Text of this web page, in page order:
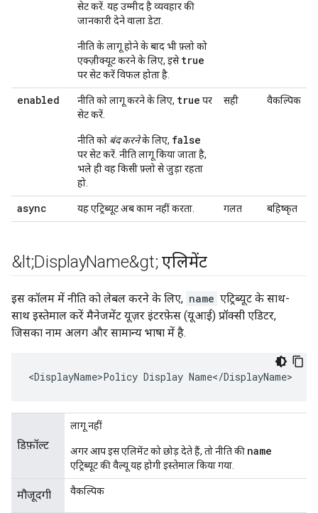
सेट करें. यह उम्मीद है व्यवहार की
जानकारी देने वाला डेटा.
नीति के लागू होने के बाद भी फ़्लो को
एक्ज़ीक्यूट करने के लिए, इसेtrue
पर सेट करें विफल होता है.
enabled नीति को लागू करने के लिए, true पर
सेट करें.
नीति को बंद करनेके लिए, false
पर सेट करें. नीति लागू किया जाता है,
भले ही वह किसी फ़्लो से जुड़ा रहता
हो.
सही वैकल्पिक
async यह एट्रिब्यूट अब काम नहीं करता. गलत बहिष्कृत
&lt;DisplayName&gt; एलिमेंट
इस कॉलम में नीति को लेबल करने के लिए, name एट्रिब्यूट के साथ-
साथ इस्तेमाल करें मैनेजमेंट यूज़र इंटरफ़ेस (यूआई) प्रॉक्सी एडिटर,
जिसका नाम अलग और सामान्य भाषा में है.
<DisplayName>Policy Display Name</DisplayName>
डिफ़ॉल्ट
लागू नहीं
अगर आप इस एलिमेंट को छोड़ देते हैं, तो नीति की name
एट्रिब्यूट की वैल्यू यह होगी इस्तेमाल किया गया.
मौजूदगी वैकल्पिक